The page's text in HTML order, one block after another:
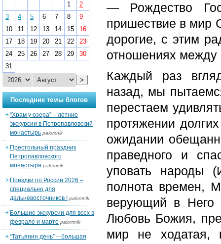
— Рождество
пришествие в мир
дорогие, с этим
отношениях
Каждый раз
назад, мы
перестаем
протяжении
ожидании
праведного и
уповать народы
полнота времен,
верующий в Него
Любовь Божия,
мир не ходатая,
1
2
3
4 5 6 7 8
9
10
11 12 13 14 15
16
17
18 19 20 21 22
23
24
25 26 27 28 29
30
31
>
Последние темы блогов
“Храм у озера” – летние
экскурсии в Петропавловский
монастырь palomnik
Престольный праздник
Петропавловского
монастыря palomnik
Поездки по России 2026 –
специально для
дальневосточников ! palomnik
Большие экскурсии для всех в
феврале и марте palomnik
“Татьянин день” – большая